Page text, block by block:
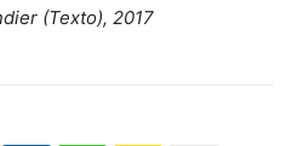
(Texto), 2017